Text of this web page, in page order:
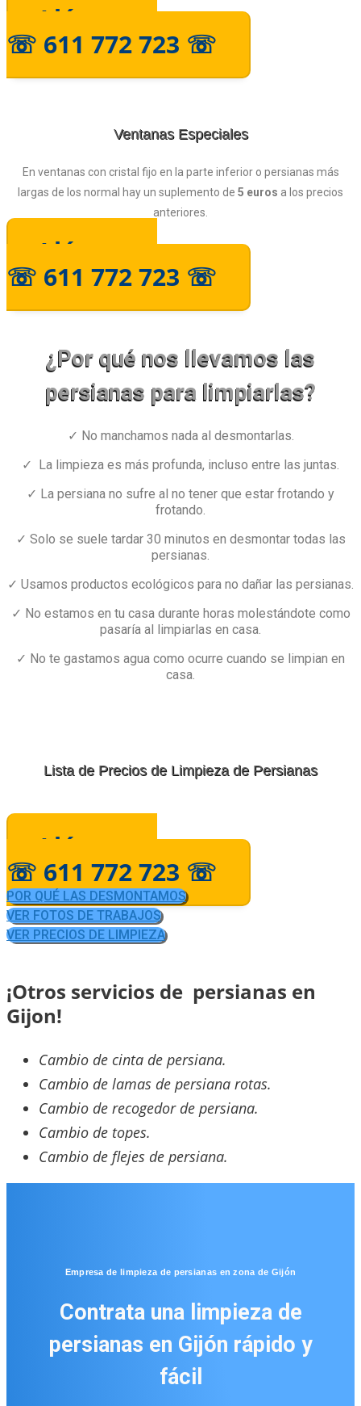
Llámanos
☏ 611 772 723 ☏
Ventanas Especiales
En ventanas con cristal fijo en la parte inferior o persianas más
largas de los normal hay un suplemento de 5 euros a los precios
anteriores.
Llámanos
☏ 611 772 723 ☏
¿Por qué nos llevamos las
persianas para limpiarlas?
✓ No manchamos nada al desmontarlas.
✓ La limpieza es más profunda, incluso entre las juntas.
✓ La persiana no sufre al no tener que estar frotando y
frotando.
✓ Solo se suele tardar 30 minutos en desmontar todas las
persianas.
✓ Usamos productos ecológicos para no dañar las persianas.
✓ No estamos en tu casa durante horas molestándote como
pasaría al limpiarlas en casa.
✓ No te gastamos agua como ocurre cuando se limpian en
casa.
Lista de Precios de Limpieza de Persianas
Llámanos
☏ 611 772 723 ☏
POR QUÉ LAS DESMONTAMOS
VER FOTOS DE TRABAJOS
VER PRECIOS DE LIMPIEZA
¡Otros servicios de persianas en
Gijon!
Cambio de cinta de persiana.
Cambio de lamas de persiana rotas.
Cambio de recogedor de persiana.
Cambio de topes.
Cambio de flejes de persiana.
Empresa de limpieza de persianas en zona de Gijón
Contrata una limpieza de
persianas en Gijón rápido y
fácil